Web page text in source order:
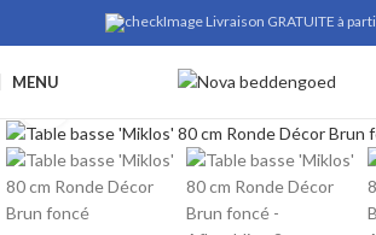
Livraison GRATUITE à
MENU